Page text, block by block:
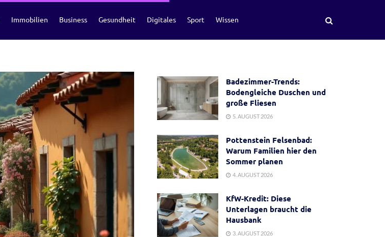
Immobilien Business Gesundheit Digitales Sport Wissen
Badezimmer-Trends:
Bodengleiche Duschen und
große Fliesen
5. AUGUST 2026
Pottenstein Felsenbad:
Warum Familien hier den
Sommer planen
4. AUGUST 2026
KfW-Kredit: Diese
Unterlagen braucht die
Hausbank
3. AUGUST 2026